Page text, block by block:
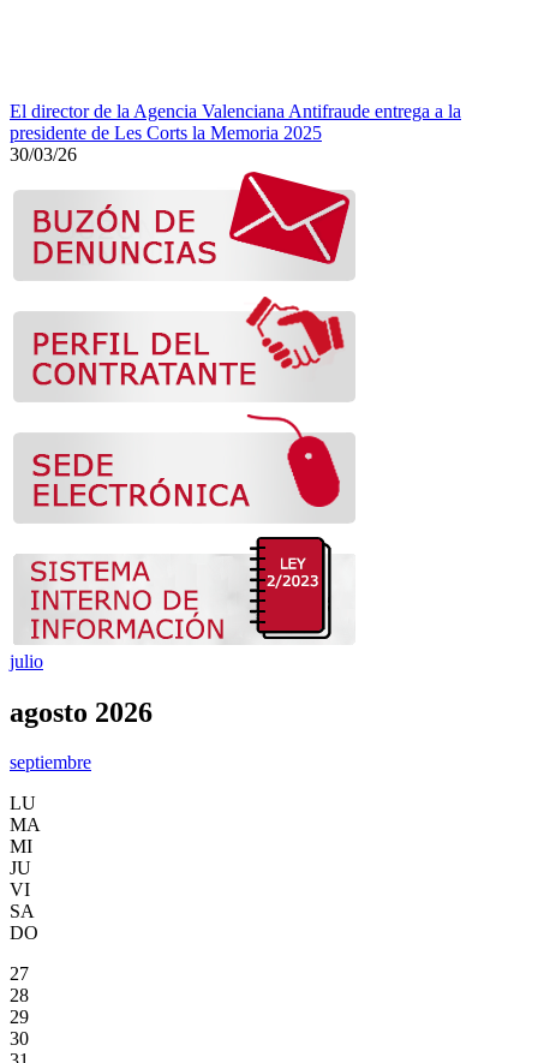
El director de la Agencia Valenciana Antifraude entrega a la
presidente de Les Corts la Memoria 2025
30/03/26
julio
agosto 2026
septiembre
LU
MA
MI
JU
VI
SA
DO
27
28
29
30